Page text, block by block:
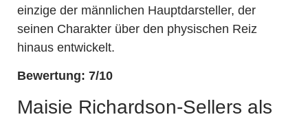
einzige der männlichen Hauptdarsteller, der
seinen Charakter über den physischen Reiz
hinaus entwickelt.
Bewertung: 7/10
Maisie Richardson-Sellers als